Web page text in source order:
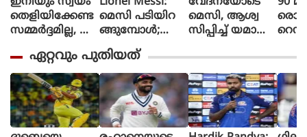
തെളിയിക്കേണ്ട
സമ്മർദ്ദമില്ല, അ
ഭിച്ചാൽ സ
ന്തോഷം അത്ര
മാത്രം : ഭുവ
നേശ്വർ കുമാർ
മെസി പടിയിറ
ങ്ങുമ്പോൾ;
വീണ്ടും
സാക്ഷിയായി
മെറ്റ്‌ലൈഫ്
മെസി, ആശ്വ
സിപ്പിച്ച് യമാൽ
രൊറ്റ
ളി
ൻ്റീന,
ഏറ്റവും പുതിയത്